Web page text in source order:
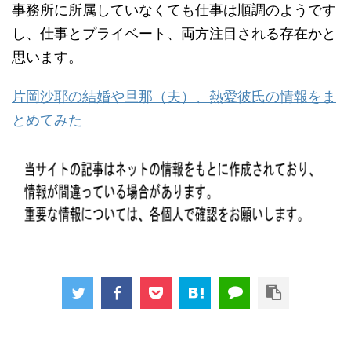
事務所に所属していなくても仕事は順調のようです
し、仕事とプライベート、両方注目される存在かと
思います。
片岡沙耶の結婚や旦那（夫）、熱愛彼氏の情報をま
とめてみた